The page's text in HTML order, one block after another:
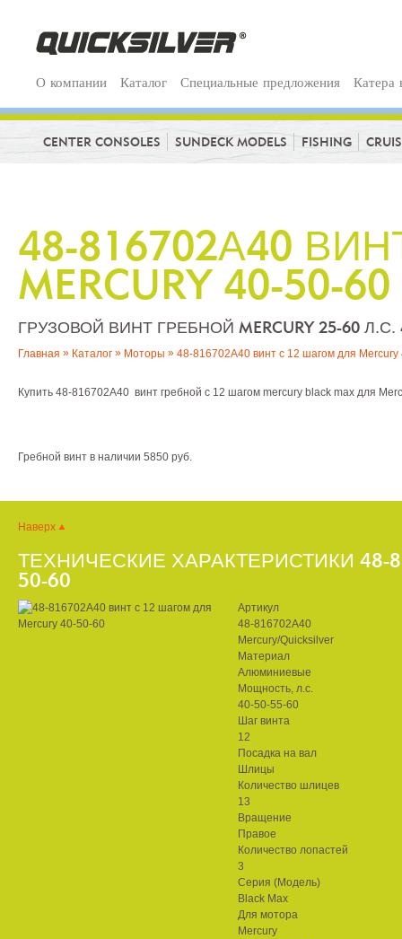
О компании Каталог Специальные предложения Катера
CENTER CONSOLES SUNDECK MODELS FISHING
48-816702А40
MERCURY 40-50-60
ГРУЗОВОЙ ВИНТ ГРЕБНОЙ MERCURY 25-60 Л.С.
Главная » Каталог » Моторы » 48-816702А40 винт с 12 шагом для Mercury
Купить 48-816702A40 винт гребной с 12 шагом mercury black max для
Гребной винт в наличии 5850 руб.
Наверх
ТЕХНИЧЕСКИЕ ХАРАКТЕРИСТИКИ 48-
50-60
Артикул
48-816702A40
Mercury/Quicksilver
Материал
Алюминиевые
Мощность, л.с.
40-50-55-60
Шаг винта
12
Посадка на вал
Шлицы
Количество шлицев
13
Вращение
Правое
Количество лопастей
3
Серия (Модель)
Black Max
Для мотора
Mercury